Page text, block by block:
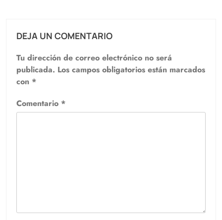
DEJA UN COMENTARIO
Tu dirección de correo electrónico no será
publicada. Los campos obligatorios están marcados
con *
Comentario *